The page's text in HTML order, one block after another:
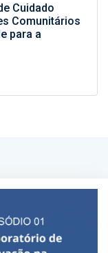
Cuidado
Comunitários
para a